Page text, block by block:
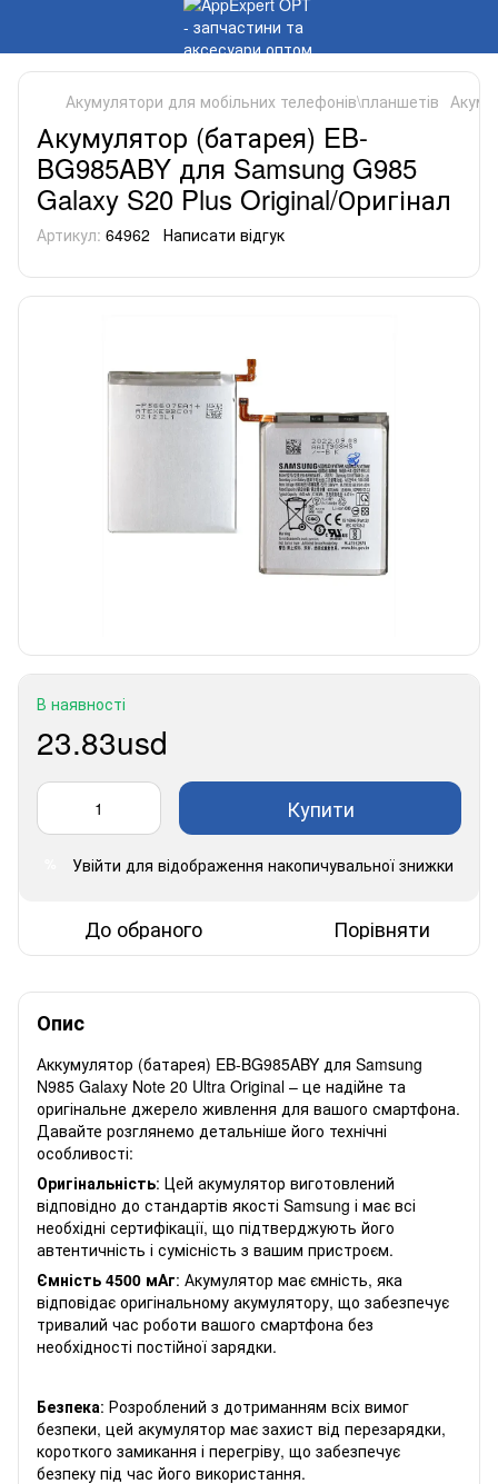
Акумулятори для мобільних телефонів\планшетів
Акумулятор (батарея) EB-
BG985ABY для Samsung G985
Galaxy S20 Plus Original/Оригінал
Артикул: 64962 Написати відгук
В наявності
23.83usd
Купити
Увійти для відображення накопичувальної знижки
До обраного Порівняти
Опис
Аккумулятор (батарея) EB-BG985ABY для Samsung
N985 Galaxy Note 20 Ultra Original – це надійне та
оригінальне джерело живлення для вашого смартфона.
Давайте розглянемо детальніше його технічні
особливості:
Оригінальність: Цей акумулятор виготовлений
відповідно до стандартів якості Samsung і має всі
необхідні сертифікації, що підтверджують його
автентичність і сумісність з вашим пристроєм.
Ємність 4500 мАг: Акумулятор має ємність, яка
відповідає оригінальному акумулятору, що забезпечує
тривалий час роботи вашого смартфона без
необхідності постійної зарядки.
Безпека: Розроблений з дотриманням всіх вимог
безпеки, цей акумулятор має захист від перезарядки,
короткого замикання і перегріву, що забезпечує
безпеку під час його використання.